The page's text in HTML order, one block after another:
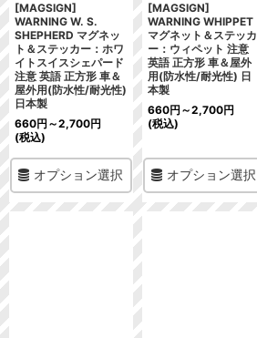
[MAGSIGN]
WARNING W. S.
SHEPHERD マグネッ
ト＆ステッカー：ホワ
イトスイスシェパード
注意 英語 正方形 車＆
屋外用(防水性/耐光性)
日本製
660円 ～2,700円
(税込)
オプション選択
[MAGSIGN]
WARNING WHIPPET
マグネット＆ステッカ
ー：ウィペット 注意
英語 正方形 車＆屋外
用(防水性/耐光性) 日
本製
660円 ～2,700円
(税込)
オプション選択